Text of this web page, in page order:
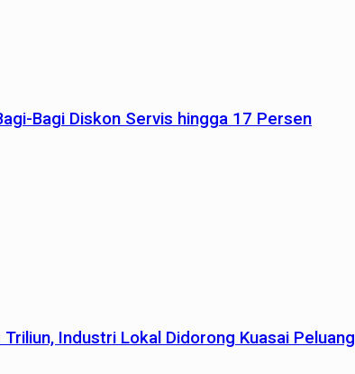
Bagi Diskon Servis hingga 17 Persen
Industri Lokal Didorong Kuasai Peluang